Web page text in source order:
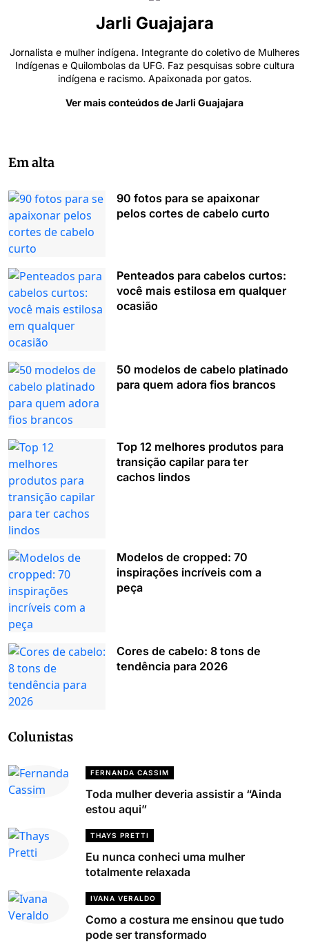
Jarli Guajajara
Jornalista e mulher indígena. Integrante do coletivo de Mulheres
Indígenas e Quilombolas da UFG. Faz pesquisas sobre cultura
indígena e racismo. Apaixonada por gatos.
Ver mais conteúdos de Jarli Guajajara
Em alta
90 fotos para se apaixonar
pelos cortes de cabelo curto
Penteados para cabelos curtos:
você mais estilosa em qualquer
ocasião
50 modelos de cabelo platinado
para quem adora fios brancos
Top 12 melhores produtos para
transição capilar para ter
cachos lindos
Modelos de cropped: 70
inspirações incríveis com a
peça
Cores de cabelo: 8 tons de
tendência para 2026
Colunistas
FERNANDA CASSIM
Toda mulher deveria assistir a “Ainda
estou aqui”
THAYS PRETTI
Eu nunca conheci uma mulher
totalmente relaxada
IVANA VERALDO
Como a costura me ensinou que tudo
pode ser transformado